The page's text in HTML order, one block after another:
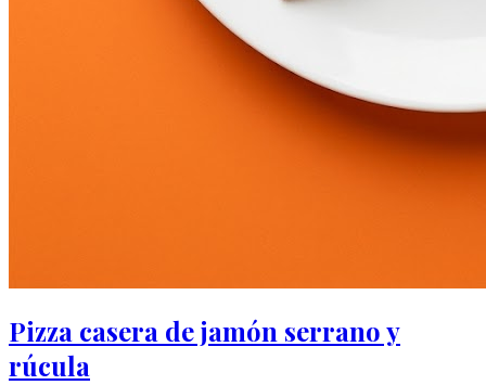
Pizza casera de jamón serrano y
rúcula